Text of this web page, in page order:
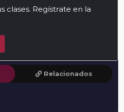
clases. Regístrate en la
Relacionados